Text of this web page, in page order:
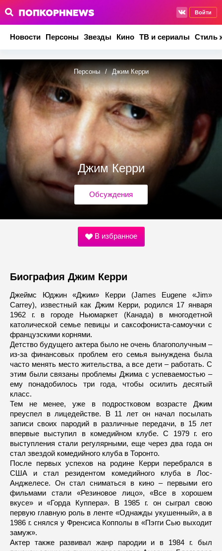
Войти
Новости Персоны Звезды Кино ТВ и сериалы Стиль
Персоны / Джим Керри
Джим Керри
Обсуждения
В избранное
Биография Джим Керри
Джеймс Юджин «Джим» Керри (James Eugene «Jim»
Carrey), известный как Джим Керри, родился 17 января
1962 г. в городе Ньюмаркет (Канада) в многодетной
католической семье певицы и саксофониста-самоучки с
французскими корнями.
Детство будущего актера было не очень благополучным –
из-за финансовых проблем его семья вынуждена была
часто менять место жительства, а все дети – работать. С
этим были связаны проблемы Джима с успеваемостью –
ему понадобилось три года, чтобы осилить десятый
класс.
Тем не менее, уже в подростковом возрасте Джим
преуспел в лицедействе. В 11 лет он начал посылать
записи своих пародий в различные передачи, в 15 лет
впервые выступил в комедийном клубе. С 1979 г. его
выступления стали регулярными, еще через два года он
стал звездой комедийного клуба в Торонто.
После первых успехов на родине Керри перебрался в
США и стал резидентом комедийного клуба в Лос-
Анджелесе. Он стал сниматься в кино – первыми его
фильмами стали «Резиновое лицо», «Все в хорошем
вкусе» и «Горда Куппера». В 1985 г. он сыграл свою
первую главную роль в ленте «Однажды укушенный», а в
1986 г. снялся у Френсиса Копполы в «Пэгги Сью выходит
замуж».
Актер также развивал жанр пародии и в 1984 г. был